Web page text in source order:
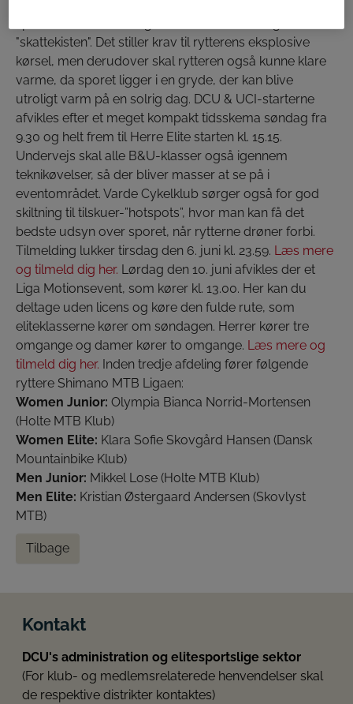
"skattekisten". Det stiller krav til rytterens eksplosive
kørsel, men derudover skal rytteren også kunne klare
varme, da sporet ligger i en gryde, der kan blive
utroligt varm på en solrig dag. DCU & UCI-starterne
afvikles efter et meget kompakt tidsskema søndag fra
9.30 og helt frem til Herre Elite starten kl. 15.15.
Undervejs skal alle B&U-klasser også igennem
teknikøvelser, så der bliver masser at se på i
eventområdet. Varde Cykelklub sørger også for god
skiltning til tilskuer-”hotspots”, hvor man kan få det
bedste udsyn over sporet, når rytterne drøner forbi.
Tilmelding lukker tirsdag den 6. juni kl. 23.59. Læs mere
og tilmeld dig her. Lørdag den 10. juni afvikles der et
Liga Motionsevent, som kører kl. 13.00. Her kan du
deltage uden licens og køre den fulde rute, som
eliteklasserne kører om søndagen. Herrer kører tre
omgange og damer kører to omgange. Læs mere og
tilmeld dig her. Inden tredje afdeling fører følgende
ryttere Shimano MTB Ligaen:
Women Junior: Olympia Bianca Norrid-Mortensen
(Holte MTB Klub)
Women Elite: Klara Sofie Skovgård Hansen (Dansk
Mountainbike Klub)
Men Junior: Mikkel Lose (Holte MTB Klub)
Men Elite: Kristian Østergaard Andersen (Skovlyst
MTB)
Tilbage
Kontakt
DCU's administration og elitesportslige sektor
(For klub- og medlemsrelaterede henvendelser skal
de respektive distrikter kontaktes)